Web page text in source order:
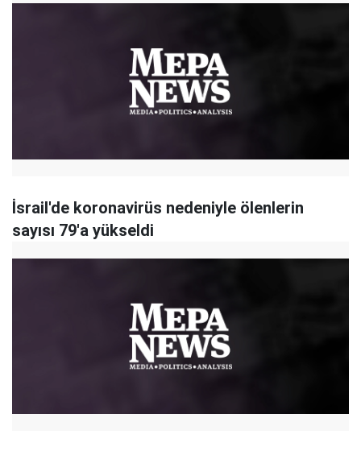
İsrail'de koronavirüs nedeniyle ölenlerin
sayısı 79'a yükseldi